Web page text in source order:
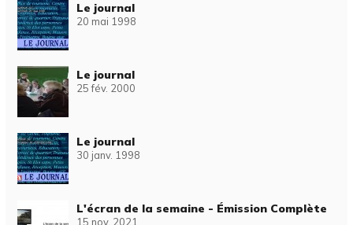
Le journal
20 mai 1998
Le journal
25 fév. 2000
Le journal
30 janv. 1998
L'écran de la semaine - Émission Complète
15 nov. 2021